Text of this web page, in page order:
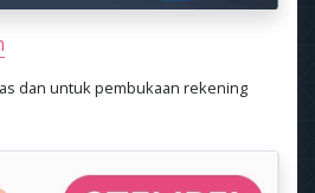
dan untuk pembukaan rekening